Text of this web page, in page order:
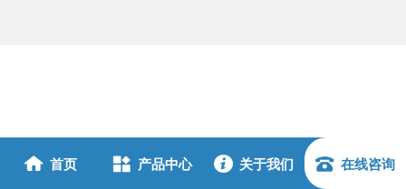
首页 产品中心 关于我们 在线咨询